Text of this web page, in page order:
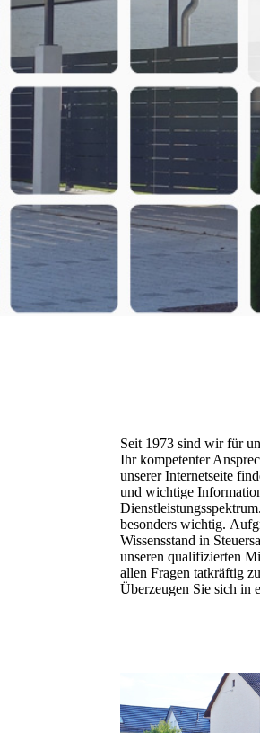
Seit 1973 sind wir für
Ihr kompetenter
unserer Internetseite
und wichtige
besonders wichtig.
Wissensstand in
unseren qualifizierten
allen Fragen tatkräftig
Überzeugen Sie sich in